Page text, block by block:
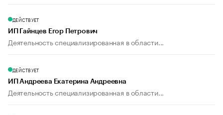
ДЕЙСТВУЕТ
ИП Гайнцев Егор Петрович
Деятельность специализированная в области...
ДЕЙСТВУЕТ
ИП Андреева Екатерина Андреевна
Деятельность специализированная в области...